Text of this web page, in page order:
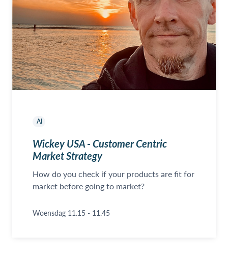
AI
Wickey USA - Customer Centric
Market Strategy
How do you check if your products are fit for
market before going to market?
Woensdag 11.15 - 11.45